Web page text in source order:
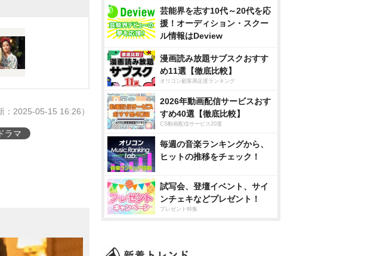
：2025-05-15 16:26）
ドラマ
芸能界を志す10代～20代を応
援！オーディション・スクー
ル情報はDeview
漫画読み放題サブスクおすす
め11選【徹底比較】
オリコン顧客満足度ランキング
2026年動画配信サービスおす
すめ40選【徹底比較】
CS動画配信サービス20選
毎週の音楽ランキングから、
ヒットの推移をチェック！
試写会、登壇イベント、サイ
ンチェキなどプレゼント！
プレゼント特集